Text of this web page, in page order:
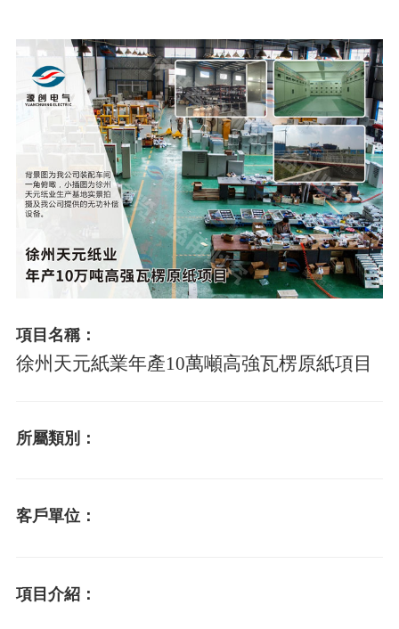
項目名稱：
徐州天元紙業年產10萬噸高強瓦楞原紙項目
所屬類別：
客戶單位：
項目介紹：